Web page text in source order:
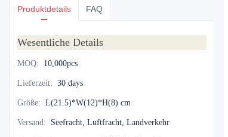
Produktdetails FAQ
Wesentliche Details
MOQ: 10,000pcs
Lieferzeit: 30 days
Größe: L(21.5)*W(12)*H(8) cm
Versand: Seefracht, Luftfracht, Landverkehr